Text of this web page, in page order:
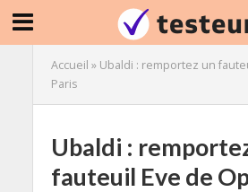
Accueil » Ubaldi : remportez un
Paris
Ubaldi :
fauteuil Eve de